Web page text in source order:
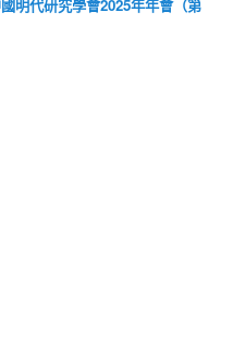
明代研究學會2025年年會（第